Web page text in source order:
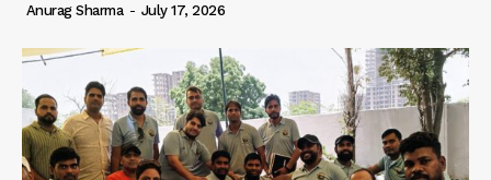
Anurag Sharma - July 17, 2026